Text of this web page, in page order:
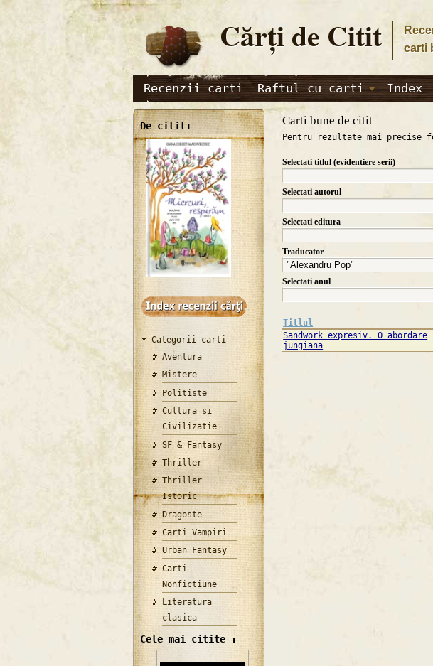
Cărţi de Citit
carti
Recenzii carti Raftul cu carti Index
De citit:
Categorii carti
Aventura
Mistere
Politiste
Cultura si
Civilizatie
SF & Fantasy
Thriller
Thriller
Istoric
Dragoste
Carti Vampiri
Urban Fantasy
Carti
Nonfictiune
Literatura
clasica
Cele mai citite :
Carti bune de citit
Pentru rezultate mai
Selectati titlul (evidentiere serii)
Selectati autorul
Selectati editura
Traducator
Selectati anul
Titlul
Sandwork expresiv. O abordare
jungiana